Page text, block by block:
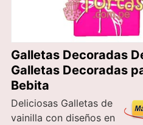
Galletas Decoradas
Galletas Decoradas
Bebita
Deliciosas Galletas de
vainilla con diseños en